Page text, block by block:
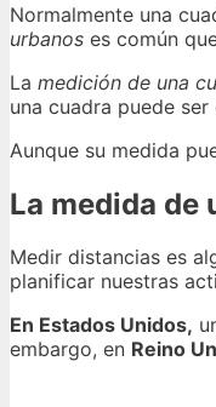
Normalmente una
urbanos es común
La medición de una
una cuadra puede
Aunque su medida
La medida de
Medir distancias es
planificar nuestras
En Estados Unidos,
embargo, en Reino